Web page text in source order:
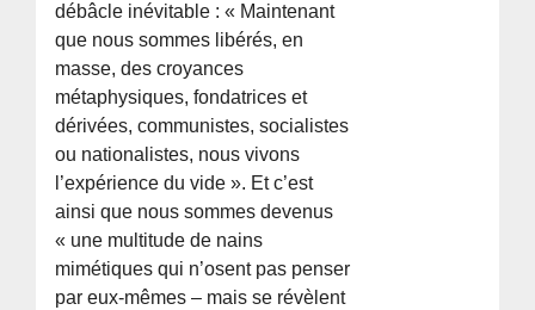
débâcle inévitable : « Maintenant
que nous sommes libérés, en
masse, des croyances
métaphysiques, fondatrices et
dérivées, communistes, socialistes
ou nationalistes, nous vivons
l’expérience du vide ». Et c’est
ainsi que nous sommes devenus
« une multitude de nains
mimétiques qui n’osent pas penser
par eux-mêmes – mais se révèlent